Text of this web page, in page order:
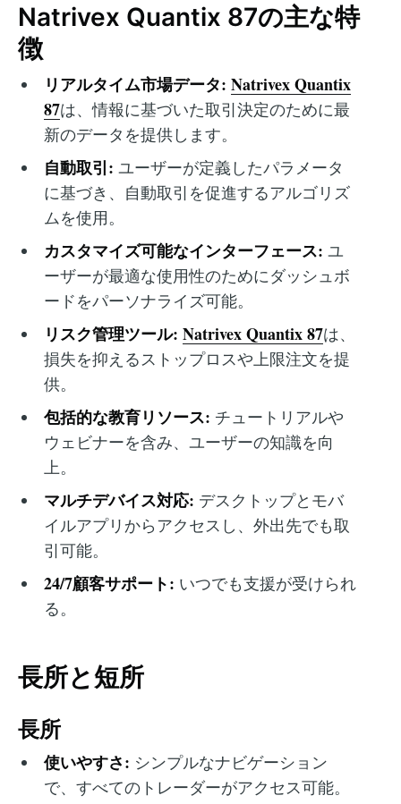
Natrivex Quantix 87の主な特
徴
リアルタイム市場データ: Natrivex Quantix
87は、情報に基づいた取引決定のために最
新のデータを提供します。
自動取引: ユーザーが定義したパラメータ
に基づき、自動取引を促進するアルゴリズ
ムを使用。
カスタマイズ可能なインターフェース: ユ
ーザーが最適な使用性のためにダッシュボ
ードをパーソナライズ可能。
リスク管理ツール: Natrivex Quantix 87は、
損失を抑えるストップロスや上限注文を提
供。
包括的な教育リソース: チュートリアルや
ウェビナーを含み、ユーザーの知識を向
上。
マルチデバイス対応: デスクトップとモバ
イルアプリからアクセスし、外出先でも取
引可能。
24/7顧客サポート: いつでも支援が受けられ
る。
長所と短所
長所
使いやすさ: シンプルなナビゲーション
で、すべてのトレーダーがアクセス可能。